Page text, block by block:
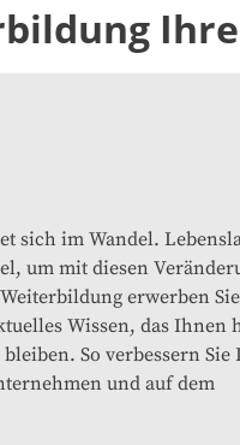
sich im Wandel.
um mit diesen
erwerben
Wissen, das Ihnen
So verbessern Sie
und auf dem